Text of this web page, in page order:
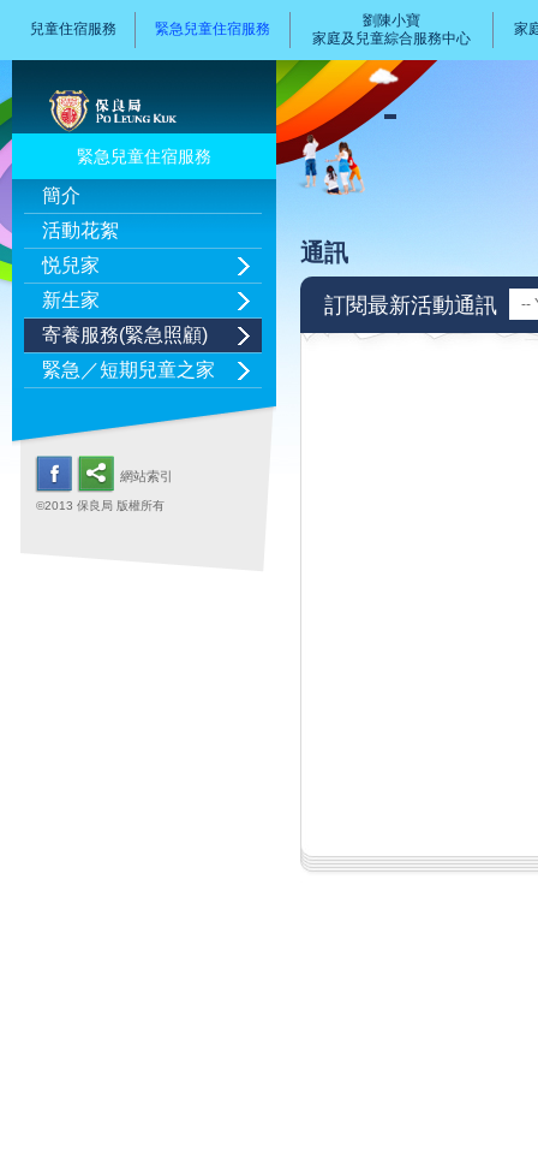
兒童住宿服務 緊急兒童住宿服務
劉陳小寶
家庭及兒童綜合服務中心
家
緊急兒童住宿服務
簡介
活動花絮
悦兒家
新生家
寄養服務(緊急照顧)
緊急／短期兒童之家
網站索引
©2013 保良局 版權所有
通訊
訂閱最新活動通訊